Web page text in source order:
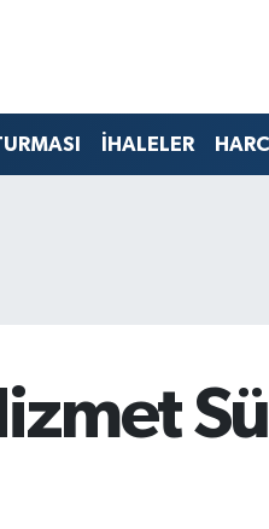
İHALELER